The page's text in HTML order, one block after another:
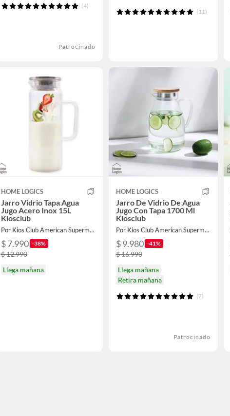
(4)
Patrocinado
(11)
HOME LOGICS
Jarro Vidrio Tapa Agua
Jugo Acero Inox 15L
Kiosclub
Por Kios Club American Supermarket
$ 7.990 -38%
$ 12.990
Llega mañana
HOME LOGICS
Jarro De Vidrio De Agua
Jugo Con Tapa 1700 Ml
Kiosclub
Por Kios Club American Supermarket
$ 9.980 -41%
$ 16.990
Llega mañana
Retira mañana
(7)
Patrocinado